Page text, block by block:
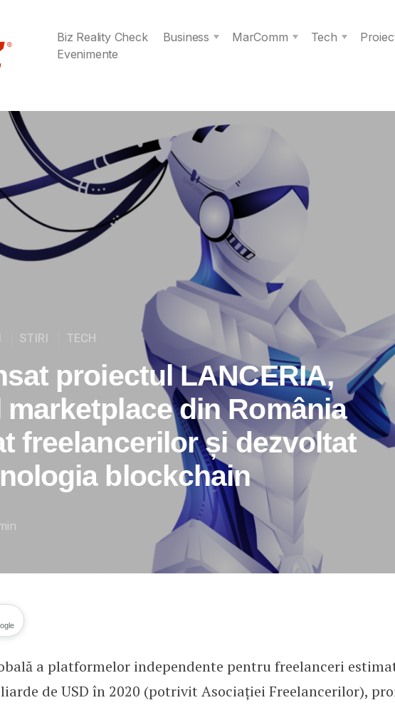
Biz Reality Check Business MarComm Tech
Evenimente
STIRI TECH
proiectul LANCERIA,
marketplace din România
freelancerilor și dezvoltat
blockchain
LANCERIA, primul
a platformelor independente pentru freelanceri
de USD în 2020 (potrivit Asociației Freelancerilor),